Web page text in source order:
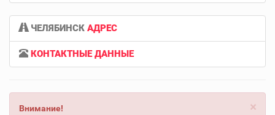
ЧЕЛЯБИНСК АДРЕС
КОНТАКТНЫЕ ДАННЫЕ
×
Внимание!